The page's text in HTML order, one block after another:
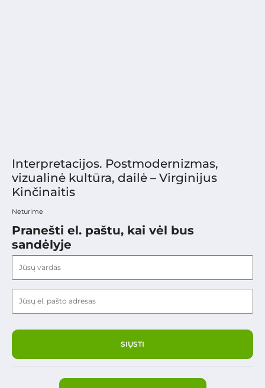
Interpretacijos. Postmodernizmas,
vizualinė kultūra, dailė – Virginijus
Kinčinaitis
Neturime
Pranešti el. paštu, kai vėl bus
sandėlyje